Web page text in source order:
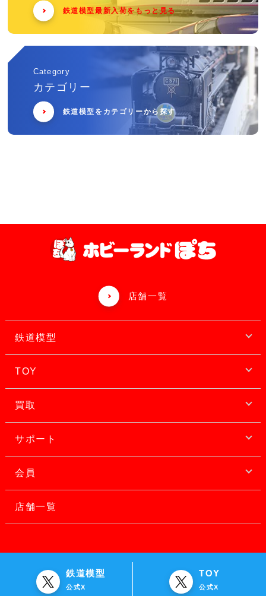
鉄道模型最新入荷をもっと見る
Category
カテゴリー
鉄道模型をカテゴリーから探す
店舗一覧
鉄道模型
TOY
買取
サポート
会員
店舗一覧
鉄道模型
公式X
TOY
公式X